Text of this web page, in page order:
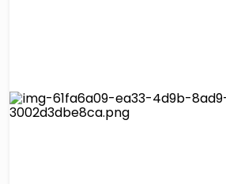
pattumiera raccolta differenziata
airpods